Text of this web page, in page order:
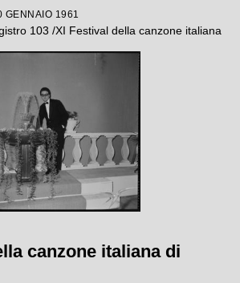
GENNAIO 1961
103 /XI Festival della canzone italiana
canzone italiana di